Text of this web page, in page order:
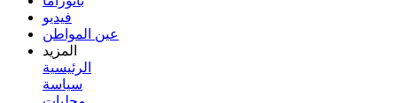
فيديو
عين المواطن
المزيد
الرئيسية
سياسة